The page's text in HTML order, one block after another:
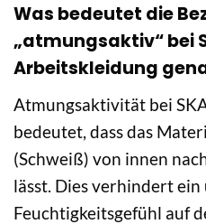
Was bedeutet die
„atmungsaktiv“ bei
Arbeitskleidung
Atmungsaktivität bei
bedeutet, dass das
(Schweiß) von innen
lässt. Dies verhindert ein
Feuchtigkeitsgefühl auf